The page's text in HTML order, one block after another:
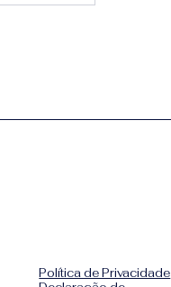
Política de Privacidade